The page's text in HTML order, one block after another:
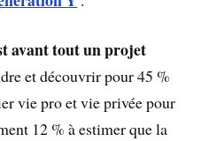
avant tout un projet
et découvrir pour 45 %
vie pro et vie privée pour
12 % à estimer que la